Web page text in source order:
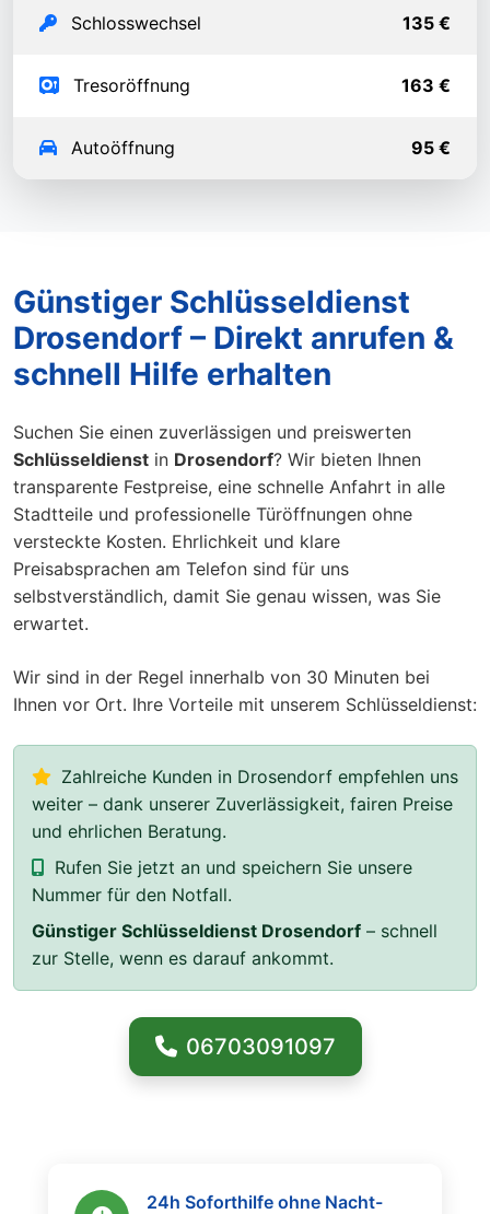
Schlosswechsel 135 €
Tresoröffnung 163 €
Autoöffnung 95 €
Günstiger Schlüsseldienst
Drosendorf – Direkt anrufen &
schnell Hilfe erhalten
Suchen Sie einen zuverlässigen und preiswerten
Schlüsseldienst in Drosendorf? Wir bieten Ihnen
transparente Festpreise, eine schnelle Anfahrt in alle
Stadtteile und professionelle Türöffnungen ohne
versteckte Kosten. Ehrlichkeit und klare
Preisabsprachen am Telefon sind für uns
selbstverständlich, damit Sie genau wissen, was Sie
erwartet.
Wir sind in der Regel innerhalb von 30 Minuten bei
Ihnen vor Ort. Ihre Vorteile mit unserem Schlüsseldienst:
Zahlreiche Kunden in Drosendorf empfehlen uns
weiter – dank unserer Zuverlässigkeit, fairen Preise
und ehrlichen Beratung.
Rufen Sie jetzt an und speichern Sie unsere
Nummer für den Notfall.
Günstiger Schlüsseldienst Drosendorf – schnell
zur Stelle, wenn es darauf ankommt.
06703091097
24h Soforthilfe ohne Nacht-